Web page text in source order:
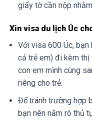
giấy tờ cần nộp
Xin visa du lịch Úc
Với visa 600 Úc,
cả trẻ em) đi kèm thị
con em mình cùng
riêng cho trẻ.
Để tránh trường hợp
bạn nên nắm rõ thủ